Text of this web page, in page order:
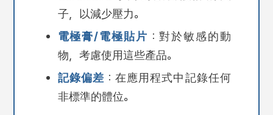
子，以減少壓力。
電極膏/電極貼片 ：對於敏感的動
物，考慮使用這些產品。
記錄偏差 ：在應用程式中記錄任何
非標準的體位。